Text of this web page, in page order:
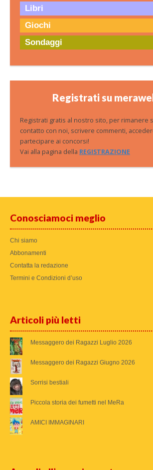
Libri
Giochi
Sondaggi
Registrati su
Registrati gratis al nostro sito, per rimanere
contatto con noi, scrivere commenti,
partecipare ai concorsi!
Vai alla pagina della REGISTRAZIONE
Conosciamoci meglio
Chi siamo
Abbonamenti
Contatta la redazione
Termini e Condizioni d’uso
Articoli più letti
Messaggero dei Ragazzi Luglio 2026
Messaggero dei Ragazzi Giugno 2026
Sorrisi bestiali
Piccola storia dei fumetti nel MeRa
AMICI IMMAGINARI